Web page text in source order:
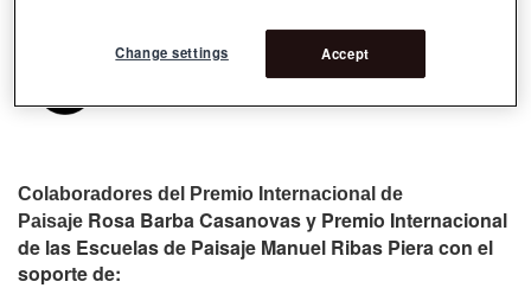
Colaboradores del Premio Internacional de
Paisaje Rosa Barba Casanovas y Premio Internacional
de las Escuelas de Paisaje Manuel Ribas Piera con el
soporte de:
Accept
Change settings